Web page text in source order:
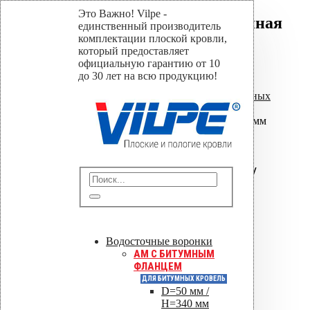
Это Важно! Vilpe -
единственный производитель
комплектации плоской кровли,
который предоставляет
официальную гарантию от 10
до 30 лет на всю продукцию!
Водосточные воронки
AM C БИТУМНЫМ
ФЛАНЦЕМ
ДЛЯ БИТУМНЫХ КРОВЕЛЬ
D=50 мм /
H=340 мм
Насадка для дрели длинная
600 мм SDS+ / TORX
Home
Магазин
Насадки для установки кровельных
дюбелей,Насадки - удлинители
Насадка для дрели длинная 600 мм
SDS+ / TORX
Насадка для дрели
длинная 600 мм SDS+ /
TORX
Отправить
Сохранить PDF
Оставить заявку